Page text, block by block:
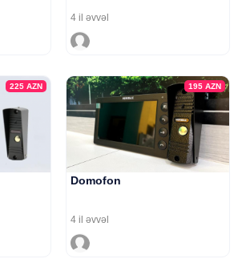
4 il əvvəl
225AZN 195 AZN
Domofon
4 il əvvəl